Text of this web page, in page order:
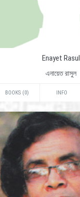
Enayet Rasul
এনায়েত রাসুল
BOOKS (0) INFO